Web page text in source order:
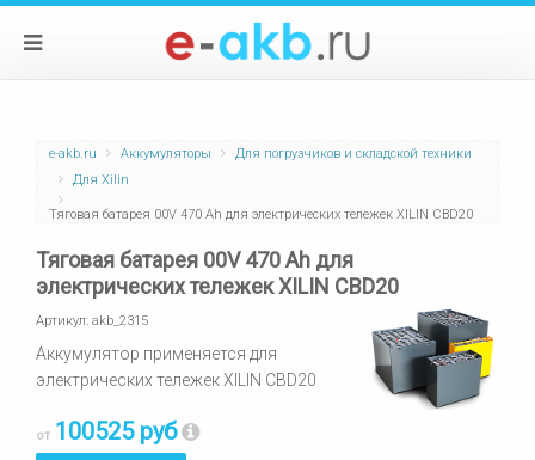
e-akb.ru Аккумуляторы
Для погрузчиков и складской техники
Для Xilin
Тяговая батарея 00V 470 Ah для электрических тележек XILIN CBD20
Тяговая батарея 00V 470 Ah для
электрических тележек XILIN CBD20
Артикул: akb_2315
Аккумулятор применяется для
электрических тележек XILIN CBD20
от 100525 руб